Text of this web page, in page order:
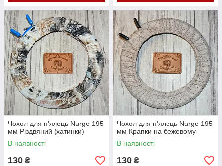
Чохол для п'ялець Nurge 195
мм Різдвяний (хатинки)
В наявності
130 ₴
Чохол для п'ялець Nurge 195
мм Крапки на бежевому
В наявності
130 ₴